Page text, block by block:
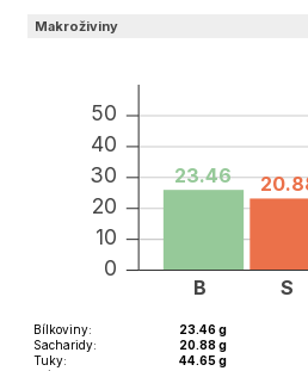
Makroživiny
0
10
20
30
40
50
23.46
B S
Bílkoviny: 23.46g
Sacharidy: 20.88g
Tuky: 44.65g